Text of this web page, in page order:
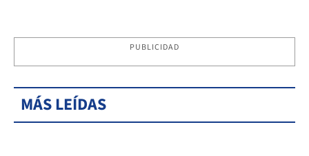
PUBLICIDAD
MÁS LEÍDAS